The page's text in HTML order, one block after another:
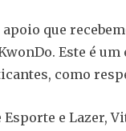
que
Este é
como
e Lazer,